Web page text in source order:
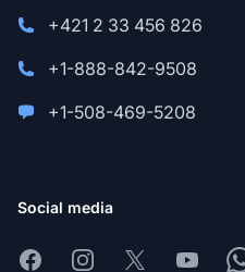
+421 2 33 456 826
+1-888-842-9508
+1-508-469-5208
Social media
FacebookInstagram
X Youtube